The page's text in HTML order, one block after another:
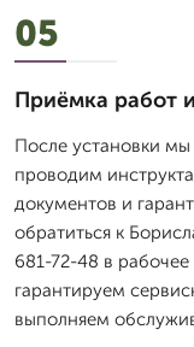
05
Приёмка работ
После установки
проводим
документов и
обратиться к
681-72-48 в
гарантируем
выполняем